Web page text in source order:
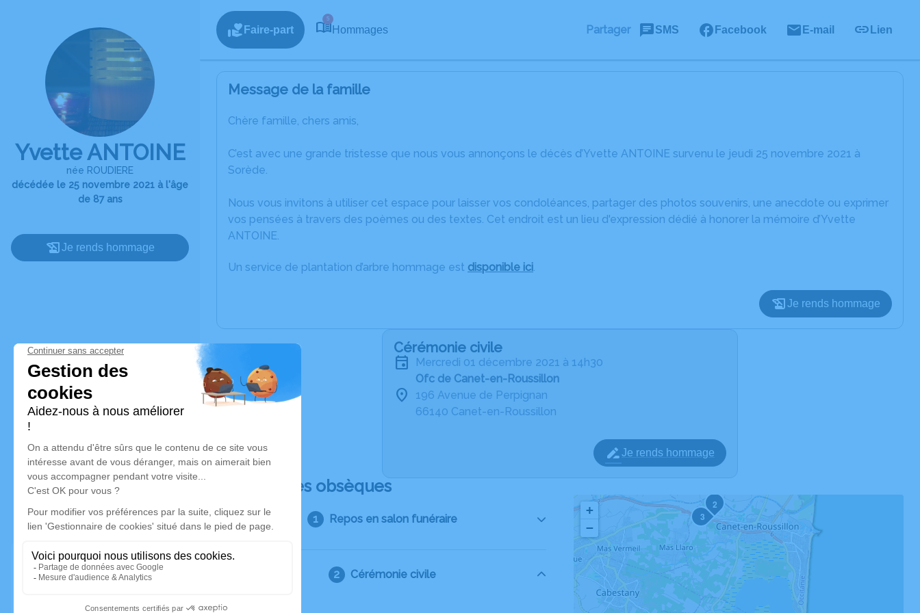
Yvette ANTOINE
née ROUDIERE
décédée le 25 novembre 2021 à l'âge
de 87 ans
Je rends hommage
Faire-part
5
Hommages Partager SMS Facebook E-mail Lien
Message de la famille
Chère famille, chers amis,
C’est avec une grande tristesse que nous vous annonçons le décès d’Yvette ANTOINE survenu le jeudi 25 novembre 2021 à
Sorède.
Nous vous invitons à utiliser cet espace pour laisser vos condoléances, partager des photos souvenirs, une anecdote ou exprimer
vos pensées à travers des poèmes ou des textes. Cet endroit est un lieu d'expression dédié à honorer la mémoire d’Yvette
ANTOINE.
Un service de plantation d’arbre hommage est disponible ici.
Je rends hommage
Cérémonie civile
mercredi 01 décembre 2021 à 14h30
Ofc de Canet-en-Roussillon
196 Avenue de Perpignan
66140 Canet-en-Roussillon
Je rends hommage
Déroulé des obsèques
Repos en salon funéraire
Cérémonie civile
2
3
+
−